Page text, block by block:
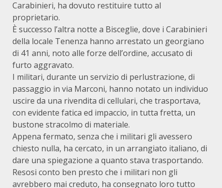
Carabinieri, ha dovuto restituire tutto al
proprietario.
È successo l’altra notte a Bisceglie, dove i Carabinieri
della locale Tenenza hanno arrestato un georgiano
di 41 anni, noto alle forze dell’ordine, accusato di
furto aggravato.
I militari, durante un servizio di perlustrazione, di
passaggio in via Marconi, hanno notato un individuo
uscire da una rivendita di cellulari, che trasportava,
con evidente fatica ed impaccio, in tutta fretta, un
bustone stracolmo di materiale.
Appena fermato, senza che i militari gli avessero
chiesto nulla, ha cercato, in un arrangiato italiano, di
dare una spiegazione a quanto stava trasportando.
Resosi conto ben presto che i militari non gli
avrebbero mai creduto, ha consegnato loro tutto